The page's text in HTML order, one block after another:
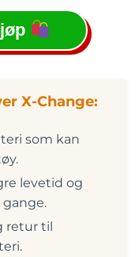
X-Change:
som kan
levetid og
retur til